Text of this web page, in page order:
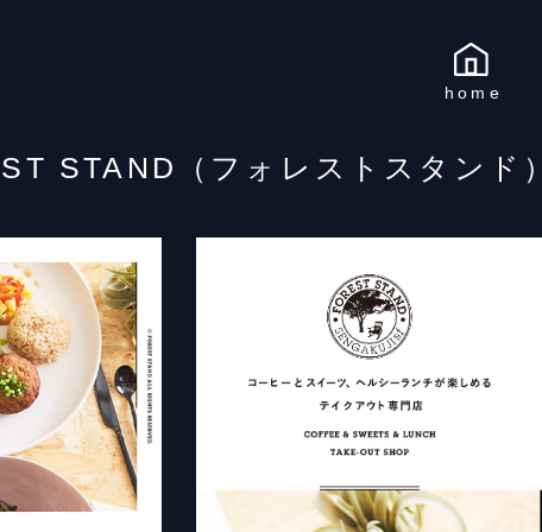
home
STAND（フォレストスタンド）